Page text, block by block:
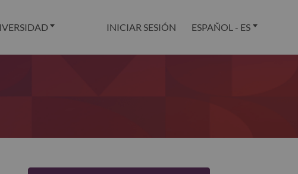
INICIAR SESIÓN ESPAÑOL - ES